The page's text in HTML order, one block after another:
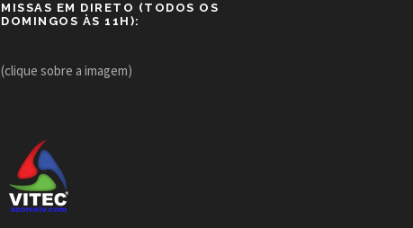
MISSAS EM DIRETO (TODOS OS
DOMINGOS ÀS 11H):
(clique sobre a imagem)